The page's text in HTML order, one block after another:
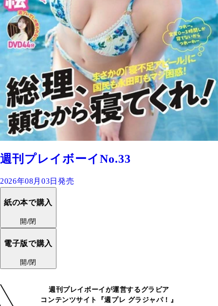
週刊プレイボーイNo.33
2026年08月03日発売
紙の本で購入
開/閉
電子版で購入
開/閉
週刊プレイボーイが運営するグラビア
コンテンツサイト『週プレ グラジャパ！』